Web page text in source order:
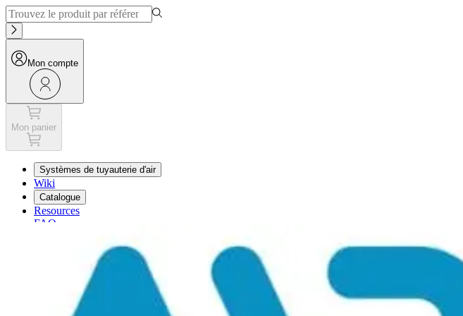
Mon compte
Mon panier
Systèmes de tuyauterie d'air
Wiki
Catalogue
Resources
FAQ
Mon compte